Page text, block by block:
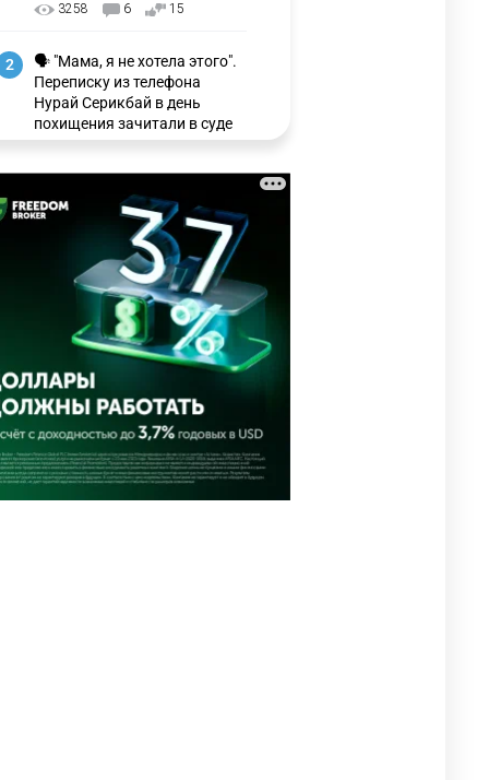
3258 6 15
2
🗣 "Мама, я не хотела этого".
Переписку из телефона
Нурай Серикбай в день
похищения зачитали в суде
3
🗣 Мужчина сказал тост на
свадьбе и заработал
уголовное дело
2988 11 88
🐏 Скота больше, а мясо
дороже. Почему в
Казахстане продолжают
расти цены на баранину и
конину
2648 5
5
⚠️ Доброе утро, друзья!